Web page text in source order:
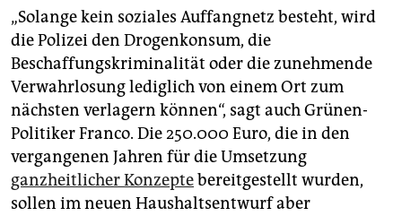
„Solange kein soziales Auffangnetz besteht, wird
die Polizei den Drogenkonsum, die
Beschaffungskriminalität oder die zunehmende
Verwahrlosung lediglich von einem Ort zum
nächsten verlagern können“, sagt auch Grünen-
Politiker Franco. Die 250.000 Euro, die in den
vergangenen Jahren für die Umsetzung
ganzheitlicher Konzeptebereitgestellt wurden,
sollen im neuen Haushaltsentwurf aber